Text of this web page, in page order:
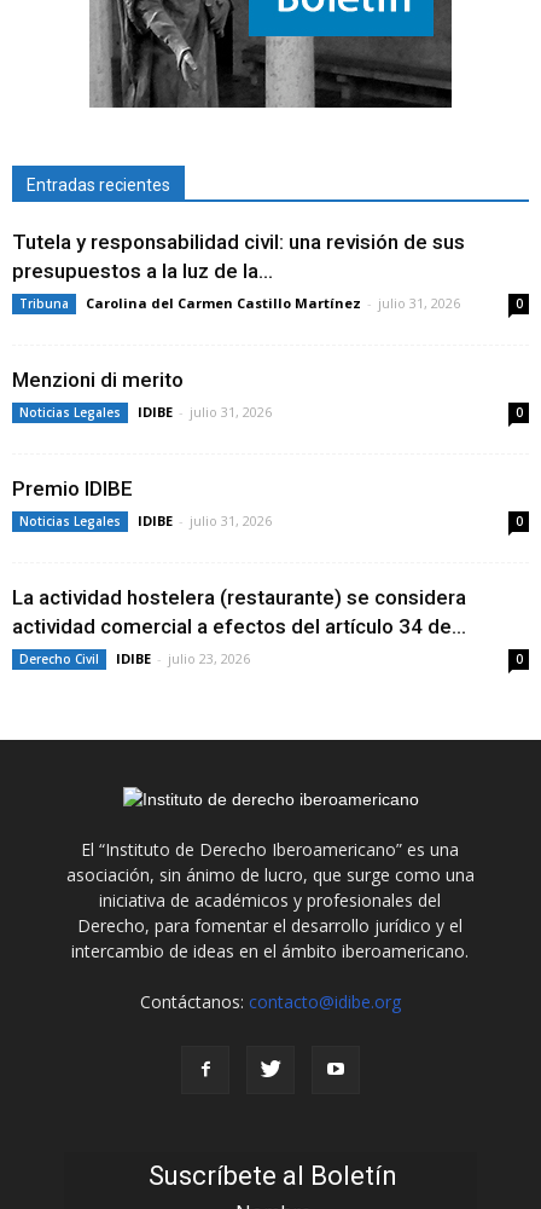
Entradas recientes
Tutela y responsabilidad civil: una revisión de sus
presupuestos a la luz de la...
Tribuna Carolina del Carmen Castillo Martínez - julio 31, 2026 0
Menzioni di merito
Noticias Legales IDIBE - julio 31, 2026 0
Premio IDIBE
Noticias Legales IDIBE - julio 31, 2026 0
La actividad hostelera (restaurante) se considera
actividad comercial a efectos del artículo 34 de...
Derecho Civil IDIBE - julio 23, 2026 0
El “Instituto de Derecho Iberoamericano” es una
asociación, sin ánimo de lucro, que surge como una
iniciativa de académicos y profesionales del
Derecho, para fomentar el desarrollo jurídico y el
intercambio de ideas en el ámbito iberoamericano.
Contáctanos: contacto@idibe.org
Suscríbete al Boletín